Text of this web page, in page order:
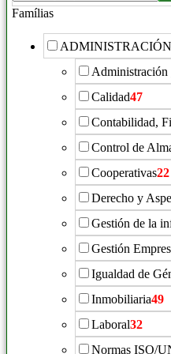
Famílias
Calidad47
Contabilidad,
Control de
Cooperativas22
Derecho y
Gestión de la
Gestión
Igualdad de
Inmobiliaria49
Laboral32
Normas ISO/